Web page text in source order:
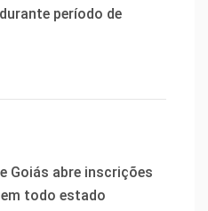
período de
Goiás abre inscrições
todo estado